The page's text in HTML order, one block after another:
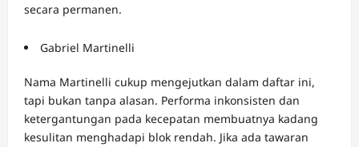
secara permanen.
Gabriel Martinelli
Nama Martinelli cukup mengejutkan dalam daftar ini,
tapi bukan tanpa alasan. Performa inkonsisten dan
ketergantungan pada kecepatan membuatnya kadang
kesulitan menghadapi blok rendah. Jika ada tawaran